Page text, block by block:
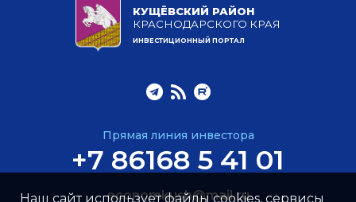
КУЩЁВСКИЙ РАЙОН
КРАСНОДАРСКОГО КРАЯ
ИНВЕСТИЦИОННЫЙ ПОРТАЛ
Прямая линия инвестора
+7 86168 5 41 01
economkush@mail.ru
Наш сайт использует файлы cookies, сервисы